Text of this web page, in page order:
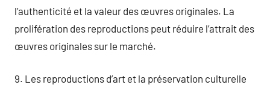
l’authenticité et la valeur des œuvres originales. La
prolifération des reproductions peut réduire l’attrait des
œuvres originales sur le marché.
9. Les reproductions d’art et la préservation culturelle